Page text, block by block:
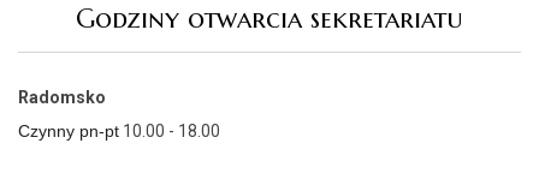
Godziny otwarcia sekretariatu
Radomsko
Czynny pn-pt 10.00 - 18.00